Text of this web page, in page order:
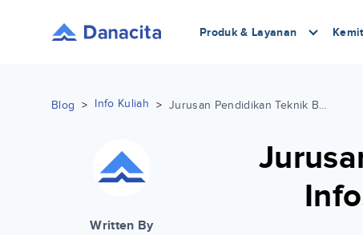
Produk & Layanan
Blog > Info Kuliah > Jurusan Pendidikan Teknik Bangunan: Info, Mata Kuliah, Prospek Kerja Lengkap
Written By